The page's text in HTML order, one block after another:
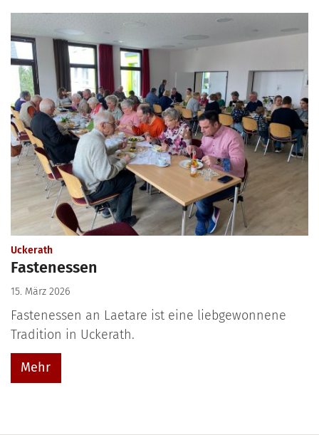
Uckerath:
Fastenessen
15. März 2026
Fastenessen an Laetare ist eine liebgewonnene
Tradition in Uckerath.
Mehr